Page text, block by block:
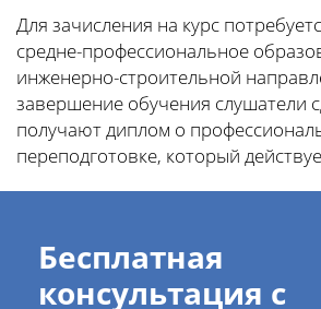
Для зачисления на курс
средне-профессиональное
инженерно-строительной
завершение обучения слушатели
получают диплом о
переподготовке, который
Бесплатная
консультация с